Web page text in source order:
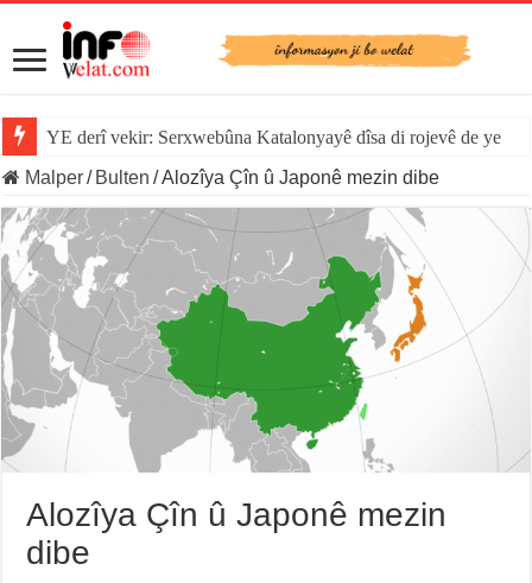
YE derî vekir: Serxwebûna Katalonyayê dîsa di rojevê de ye
Malper/ Bulten /Alozîya Çîn û Japonê mezin dibe
Alozîya Çîn û Japonê mezin
dibe